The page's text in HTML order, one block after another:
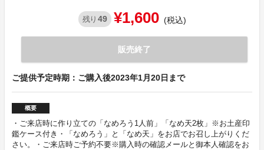
残り 49 ¥1,600 (税込)
販売終了
ご提供予定時期：ご購入後2023年1月20日まで
概要
・ご来店時に作り立ての「なめろう1人前」「なめ天2枚」※お土産印
鑑ケース付き・「なめろう」と「なめ天」をお店でお召し上がりくだ
さい。・ご来店時ご予約不要※購入時の確認メールと御本人確認をお